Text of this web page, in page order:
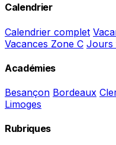
Calendrier
Calendrier complet
Vacances Zone C Jours
Académies
Besançon Bordeaux
Limoges
Rubriques